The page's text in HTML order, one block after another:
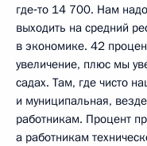
где‑то 14 700. Нам
выходить на средний
в экономике. 42
увеличение, плюс мы
садах. Там, где чисто
и муниципальная,
работникам. Процент
а работникам